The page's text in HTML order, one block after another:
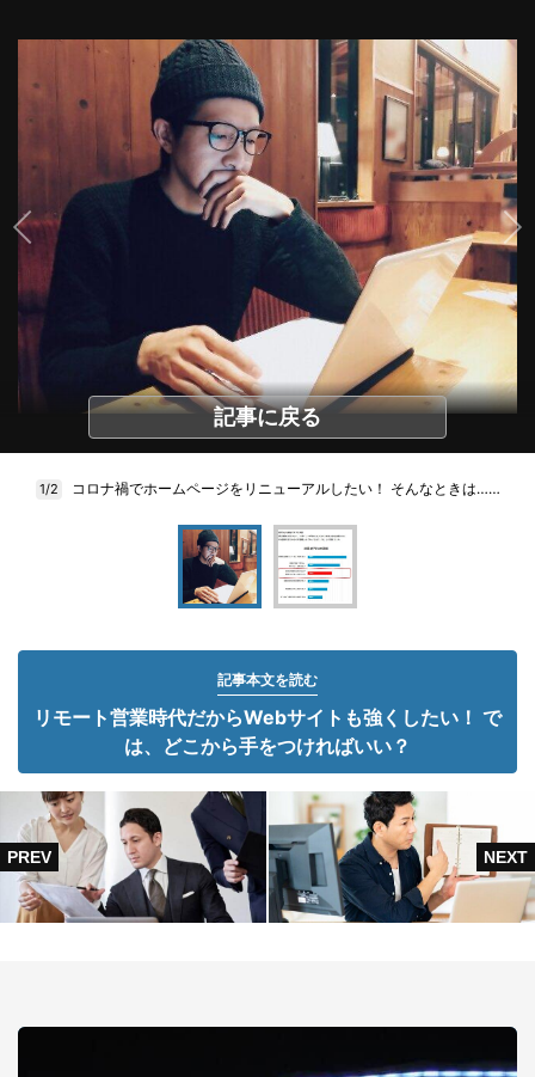
記事に戻る
1/2 コロナ禍でホームページをリニューアルしたい！ そんなときは……
記事本文を読む
リモート営業時代だからWebサイトも強くしたい！ で
は、どこから手をつければいい？